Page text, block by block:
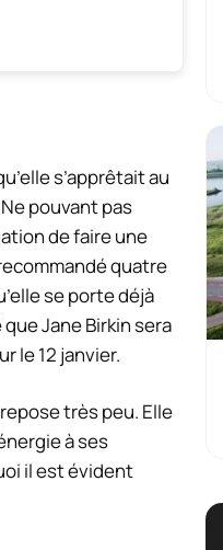
s’apprêtait au
pouvant pas
de faire une
quatre
se porte déjà
Jane Birkin sera
le 12 janvier.
très peu. Elle
à ses
il est évident